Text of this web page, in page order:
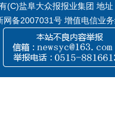
(C)盐阜大众报报业集团 地
网备2007031号 增值电信业